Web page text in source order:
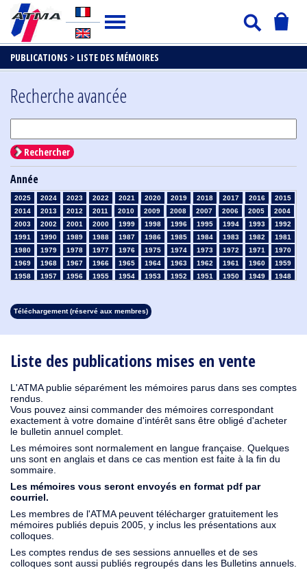
PUBLICATIONS > LISTE DES MÉMOIRES
Liste des publications mises en vente
L'ATMA publie séparément les mémoires parus dans ses comptes
rendus.
Vous pouvez ainsi commander des mémoires correspondant
exactement à votre domaine d'intérêt sans être obligé d'acheter
le bulletin annuel complet.
Les mémoires sont normalement en langue française. Quelques
uns sont en anglais et dans ce cas mention est faite à la fin du
sommaire.
Les mémoires vous seront envoyés en format pdf par
courriel.
Les membres de l'ATMA peuvent télécharger gratuitement les
mémoires publiés depuis 2005, y inclus les présentations aux
colloques.
Les comptes rendus de ses sessions annuelles et de ses
colloques sont aussi publiés regroupés dans les Bulletins annuels.
Recherche avancée
Rechercher
Année
2025 2024 2023 2022 2021 2020 2019 2018 2017 2016
2015
2014
2013 2012 2011 2010 2009 2008 2007 2006 2005
2004
2003
2002 2001 2000 1999 1998 1996 1995 1994 1993
1992
1991
1990 1989 1988 1987 1986 1985 1984 1983 1982
1981
1980
1979 1978 1977 1976 1975 1974 1973 1972 1971
1970
1969
1968 1967 1966 1965 1964 1963 1962 1961 1960
1959
1958
1957 1956 1955 1954 1953 1952 1951 1950 1949
1948
1913
1912 1911 1910 1909 1908
Téléchargement (réservé aux membres)